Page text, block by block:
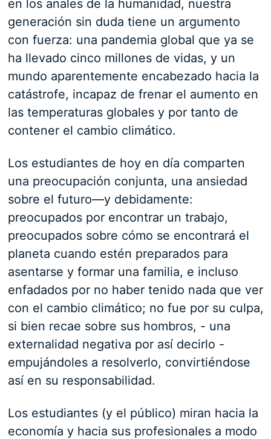
en los anales de la humanidad, nuestra
generación sin duda tiene un argumento
con fuerza: una pandemia global que ya se
ha llevado cinco millones de vidas, y un
mundo aparentemente encabezado hacia la
catástrofe, incapaz de frenar el aumento en
las temperaturas globales y por tanto de
contener el cambio climático.
Los estudiantes de hoy en día comparten
una preocupación conjunta, una ansiedad
sobre el futuro—y debidamente:
preocupados por encontrar un trabajo,
preocupados sobre cómo se encontrará el
planeta cuando estén preparados para
asentarse y formar una familia, e incluso
enfadados por no haber tenido nada que ver
con el cambio climático; no fue por su culpa,
si bien recae sobre sus hombros, - una
externalidad negativa por así decirlo -
empujándoles a resolverlo, convirtiéndose
así en su responsabilidad.
Los estudiantes (y el público) miran hacia la
economía y hacia sus profesionales a modo